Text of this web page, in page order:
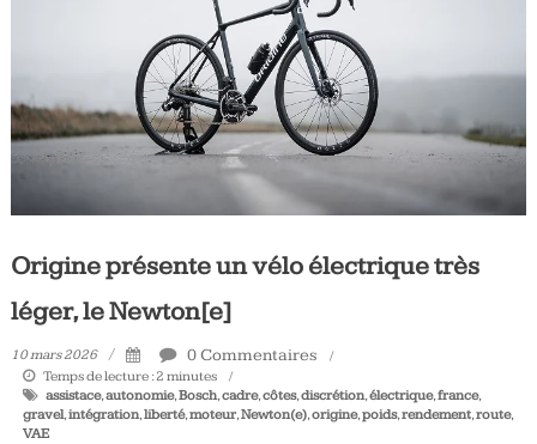
votre
actualité
vélo
triathlon
Origine présente un vélo électrique très
léger, le Newton[e]
10 mars 2026 0 Commentaires
Temps de lecture :2 minutes
assistace,autonomie,Bosch,cadre,côtes,discrétion,électrique,france,
gravel,intégration,liberté,moteur,Newton(e),origine,poids,rendement,route,
VAE